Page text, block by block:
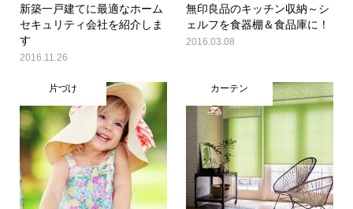
新築一戸建てに最適なホーム
セキュリティ会社を紹介しま
す
2016.11.26
無印良品のキッチン収納～シ
ェルフを食器棚＆食品庫に！
2016.03.08
片づけ カーテン